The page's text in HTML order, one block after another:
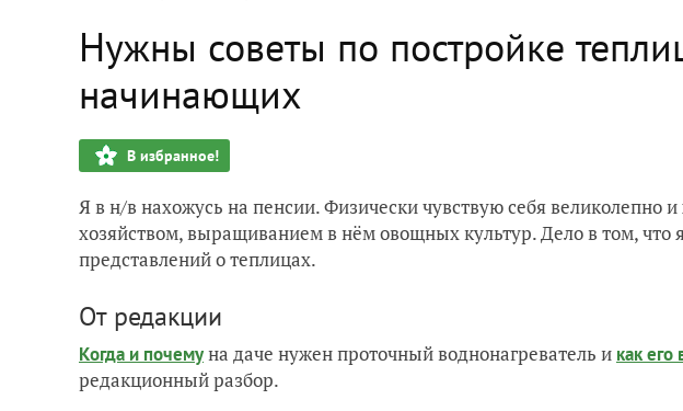
Нужны советы по постройке
начинающих
В избранное!
Я в н/в нахожусь на пенсии. Физически чувствую себя великолепно
хозяйством, выращиванием в нём овощных культур. Дело в том, что
представлений о теплицах.
От редакции
Когда и почемуна даче нужен проточный воднонагреватель и как его
редакционный разбор.